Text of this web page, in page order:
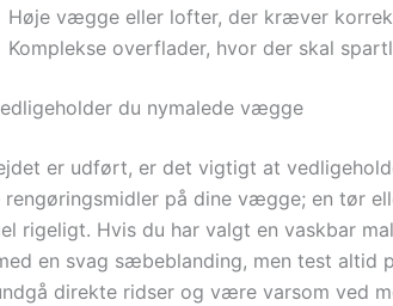
Høje vægge eller lofter, der kræver
Komplekse overflader, hvor der skal
du nymalede vægge
er udført, er det vigtigt at
rengøringsmidler på dine vægge; en tør
rigeligt. Hvis du har valgt en vaskbar
en svag sæbeblanding, men test altid
direkte ridser og være varsom ved